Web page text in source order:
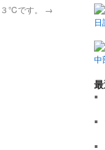
℃です。 →